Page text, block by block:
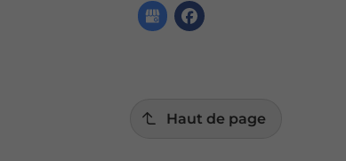
Haut de page